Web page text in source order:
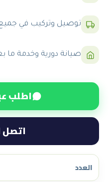
توصيل وتركيب في
صيانة دورية وخدمة ما
اطلب
العدد